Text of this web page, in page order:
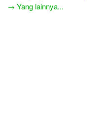
→ Yang lainnya...